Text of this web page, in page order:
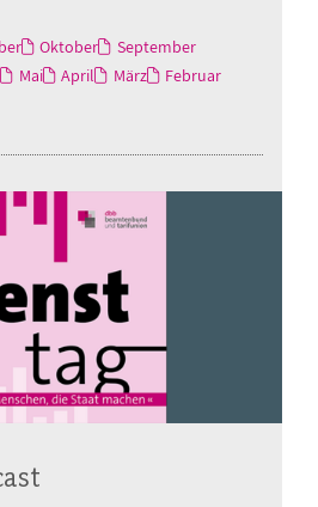
Oktober
September
Mai April März
Februar